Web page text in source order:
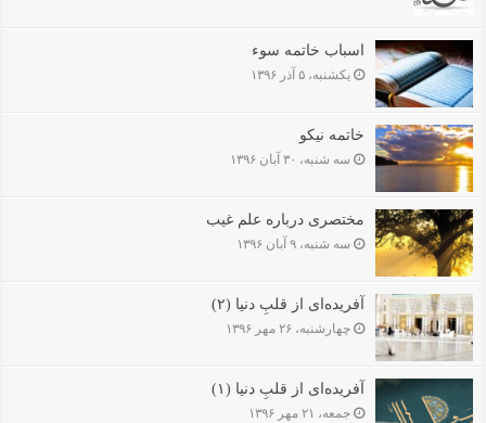
اسباب خاتمه سوء
یکشنبه، ۵ آذر ۱۳۹۶
خاتمه نیکو
سه شنبه، ۳۰ آبان ۱۳۹۶
مختصرى درباره علم غیب
سه شنبه، ۹ آبان ۱۳۹۶
آفریده‌ای از قلبِ دنیا (۲)
چهارشنبه، ۲۶ مهر ۱۳۹۶
آفریده‌ای از قلبِ دنیا (۱)
جمعه، ۲۱ مهر ۱۳۹۶